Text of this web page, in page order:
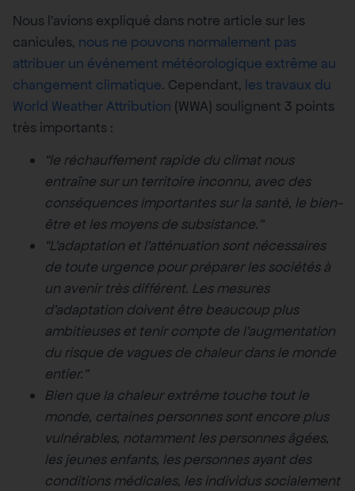
Nous l’avions expliqué dans notre article sur les
canicules, nous ne pouvons normalement pas
attribuer un événement météorologique extrême au
changement climatique. Cependant, les travaux du
World Weather Attribution (WWA) soulignent 3 points
très importants :
“le réchauffement rapide du climat nous
entraîne sur un territoire inconnu, avec des
conséquences importantes sur la santé, le bien-
être et les moyens de subsistance.”
“L’adaptation et l’atténuation sont nécessaires
de toute urgence pour préparer les sociétés à
un avenir très différent. Les mesures
d’adaptation doivent être beaucoup plus
ambitieuses et tenir compte de l’augmentation
du risque de vagues de chaleur dans le monde
entier.”
Bien que la chaleur extrême touche tout le
monde, certaines personnes sont encore plus
vulnérables, notamment les personnes âgées,
les jeunes enfants, les personnes ayant des
conditions médicales, les individus socialement